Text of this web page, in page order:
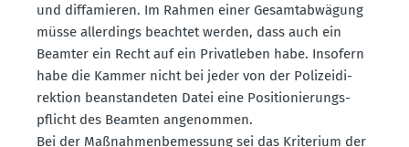
und diffa­mieren. Im Rahmen einer Gesamt­ab­wägung
müsse aller­dings beachtet werden, dass auch ein
Beamter ein Recht auf ein Privat­leben habe. Insofern
habe die Kammer nicht bei jeder von der Polizei­di­
rektion beanstan­deten Datei eine Positio­nie­rungs­
pflicht des Beamten angenommen.
Bei der Maßnah­men­be­messung sei das Kriterium der